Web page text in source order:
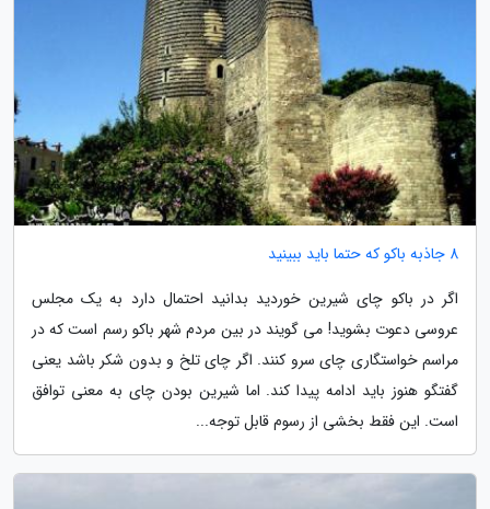
8 جاذبه باکو که حتما باید ببینید
اگر در باکو چای شیرین خوردید بدانید احتمال دارد به یک مجلس
عروسی دعوت بشوید! می گویند در بین مردم شهر باکو رسم است که در
مراسم خواستگاری چای سرو کنند. اگر چای تلخ و بدون شکر باشد یعنی
گفتگو هنوز باید ادامه پیدا کند. اما شیرین بودن چای به معنی توافق
است. این فقط بخشی از رسوم قابل توجه...